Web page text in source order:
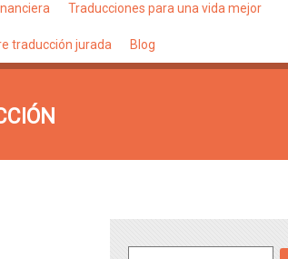
Traducciones para una vida mejor
traducción jurada Blog